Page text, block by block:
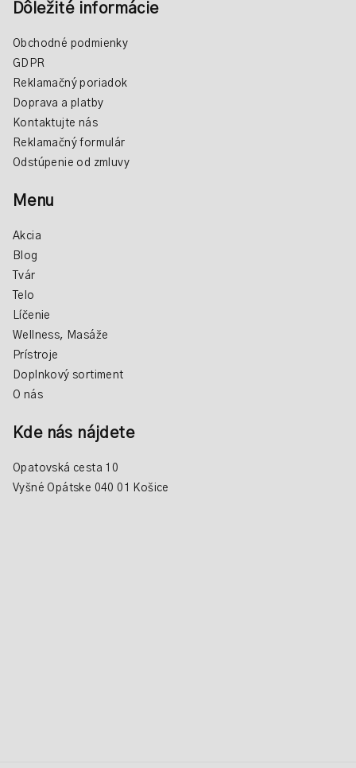
Dôležité informácie
Obchodné podmienky
GDPR
Reklamačný poriadok
Doprava a platby
Kontaktujte nás
Reklamačný formulár
Odstúpenie od zmluvy
Menu
Akcia
Blog
Tvár
Telo
Líčenie
Wellness, Masáže
Prístroje
Doplnkový sortiment
O nás
Kde nás nájdete
Opatovská cesta 10
Vyšné Opátske 040 01 Košice